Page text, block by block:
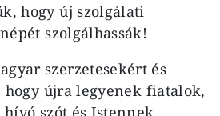
hogy új szolgálati
szolgálhassák!
szerzetesekért és
hogy újra legyenek fiatalok,
szót és Istennek